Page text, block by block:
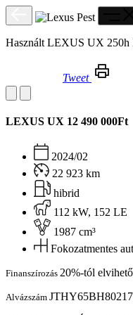
Használt LEXUS UX
Tweet
LEXUS UX 12 490 000Ft
2024/02
22 923 km
hibrid
112 kW, 152 LE
1987 cm³
Fokozatmentes
Finanszírozás 20%-tól elvihető
Alvázszám